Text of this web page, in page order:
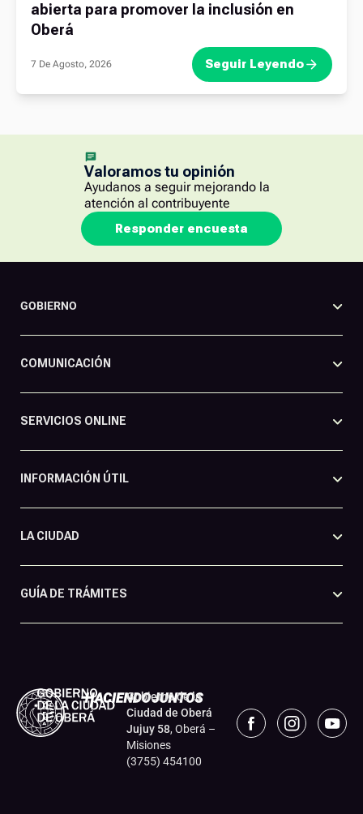
abierta para promover la inclusión en
Oberá
7 De Agosto, 2026 Seguir Leyendo
Valoramos tu opinión
Ayudanos a seguir mejorando la
atención al contribuyente
Responder encuesta
GOBIERNO
COMUNICACIÓN
SERVICIOS ONLINE
INFORMACIÓN ÚTIL
LA CIUDAD
GUÍA DE TRÁMITES
Gobierno de la
Ciudad de Oberá
Jujuy 58, Oberá –
Misiones
(3755) 454100